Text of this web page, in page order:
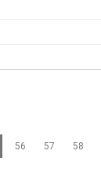
56 57 58